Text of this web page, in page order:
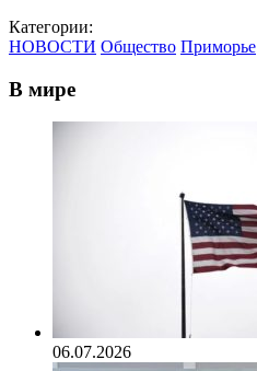
Категории:
НОВОСТИ Общество Приморье
В мире
06.07.2026